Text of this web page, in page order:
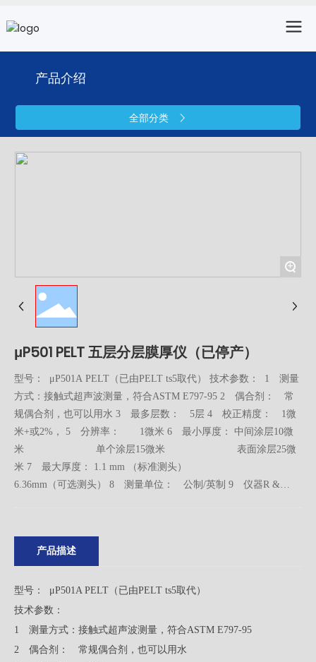
产品介绍
全部分类
+
μP501 PELT 五层分层膜厚仪（已停产）
型号： μP501A PELT（已由PELT ts5取代） 技术参数： 1 测量
方式：接触式超声波测量，符合ASTM E797-95 2 偶合剂： 常
规偶合剂，也可以用水 3 最多层数： 5层 4 校正精度： 1微
米+或2%， 5 分辨率： 1微米 6 最小厚度： 中间涂层10微
米 单个涂层15微米 表面涂层25微
米 7 最大厚度： 1.1 mm （标准测头）
6.36mm（可选测头） 8 测量单位： 公制/英制 9 仪器R &
13 重 量 1.6Kg(含电池) 14 环 境 操作温度为0-50度，湿度小于
85%产品描述
型号： μP501A PELT（已由PELT ts5取代）
技术参数：
1 测量方式：接触式超声波测量，符合ASTM E797-95
2 偶合剂： 常规偶合剂，也可以用水